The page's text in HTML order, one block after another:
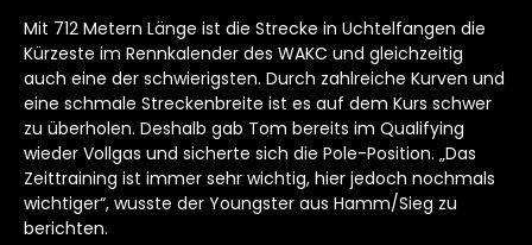
Mit 712 Metern Länge ist die Strecke in Uchtelfangen die
Kürzeste im Rennkalender des WAKC und gleichzeitig
auch eine der schwierigsten. Durch zahlreiche Kurven und
eine schmale Streckenbreite ist es auf dem Kurs schwer
zu überholen. Deshalb gab Tom bereits im Qualifying
wieder Vollgas und sicherte sich die Pole-Position. „Das
Zeittraining ist immer sehr wichtig, hier jedoch nochmals
wichtiger“, wusste der Youngster aus Hamm/Sieg zu
berichten.